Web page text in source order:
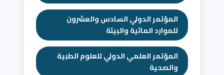
المؤتمر الدولي السادس والعشرون
للموارد المائية والبيئة
المؤتمر العلمي الدولي للعلوم الطبية
والصحية